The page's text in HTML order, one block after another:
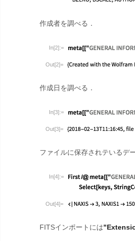
作成者を調べる．
In[2]:=
Out[2]=
作成日を調べる．
In[3]:=
Out[3]=
ファイルに保存されテいるデ
In[4]:=
Out[4]=
FITSインポートには